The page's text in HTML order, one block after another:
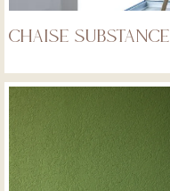
Chaise Substance